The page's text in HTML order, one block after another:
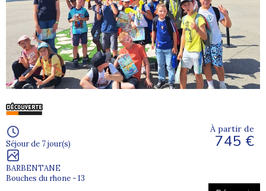
Séjour de 7 jour(s)
BARBENTANE
Bouches du rhone - 13
À partir de
745 €